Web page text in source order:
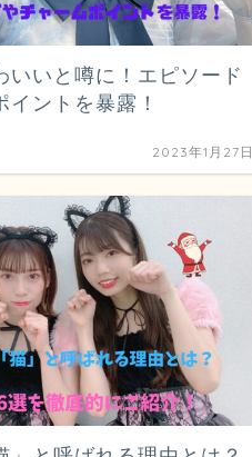
いいと噂に！エピソード
イントを暴露！
2023年1月27日